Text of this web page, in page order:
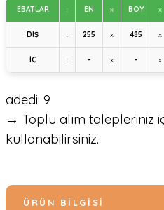
EBATLAR : EN x BOY x
DIŞ : 255 x 485 x
İÇ : - x - x
adedi: 9
→ Toplu alım talepleriniz
kullanabilirsiniz.
ÜRÜN BILGISI